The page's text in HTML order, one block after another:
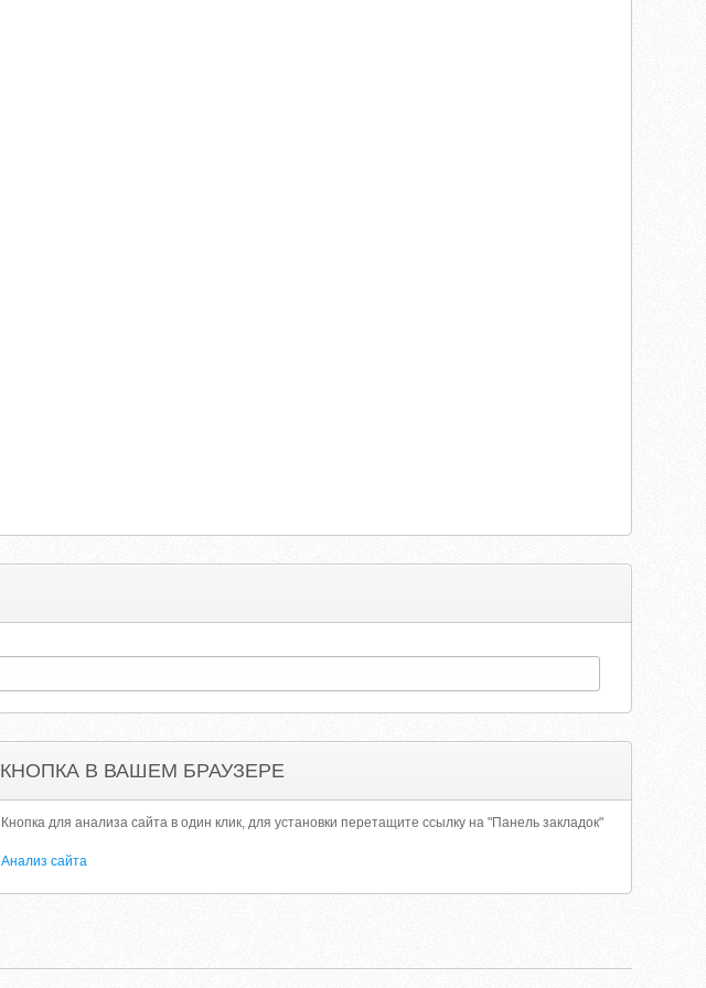
КНОПКА В ВАШЕМ БРАУЗЕРЕ
Кнопка для анализа сайта в один клик, для установки перетащите ссылку на "Панель закладок"
Анализ сайта